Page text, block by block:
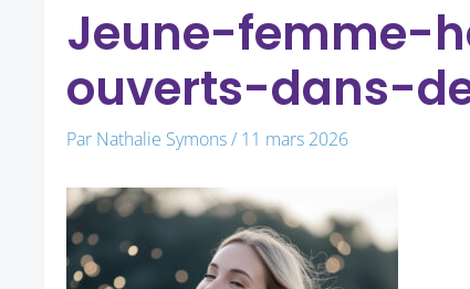
Jeune-femme-
ouverts-dans-
Par Nathalie Symons/ 11 mars 2026